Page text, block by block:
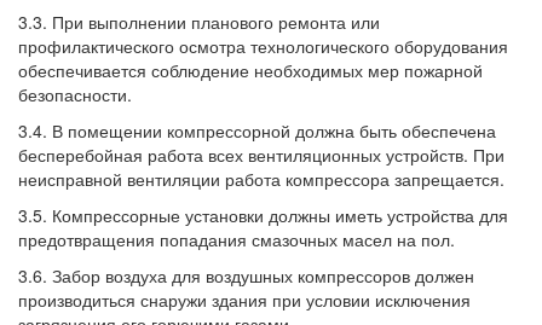
3.3. При выполнении планового ремонта или
профилактического осмотра технологического оборудования
обеспечивается соблюдение необходимых мер пожарной
безопасности.
3.4. В помещении компрессорной должна быть обеспечена
бесперебойная работа всех вентиляционных устройств. При
неисправной вентиляции работа компрессора запрещается.
3.5. Компрессорные установки должны иметь устройства для
предотвращения попадания смазочных масел на пол.
3.6. Забор воздуха для воздушных компрессоров должен
производиться снаружи здания при условии исключения